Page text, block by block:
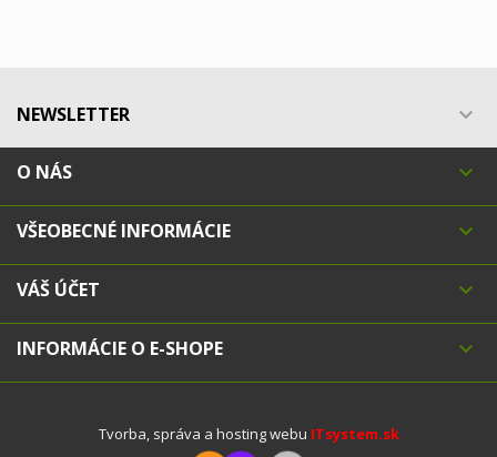
NEWSLETTER 
O NÁS 
VŠEOBECNÉ INFORMÁCIE 
VÁŠ ÚČET 
INFORMÁCIE O E-SHOPE 
Tvorba, správa a hosting webu ITsystem.sk